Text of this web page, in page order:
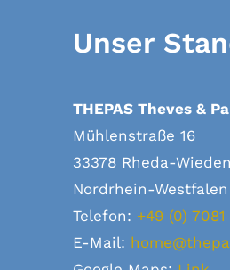
Unser
THEPAS Theves &
Mühlenstraße 16
33378 Rheda-
Nordrhein-Westfalen
Telefon: +49 (0)
E-Mail: